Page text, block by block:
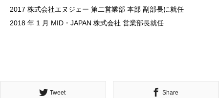
2017 株式会社エヌジェー 第二営業部 本部 副部長に就任
2018 年 1 月 MID・JAPAN 株式会社 営業部長就任
Tweet Share